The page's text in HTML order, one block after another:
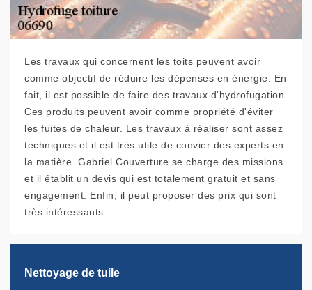
Les travaux qui concernent les toits peuvent avoir
comme objectif de réduire les dépenses en énergie. En
fait, il est possible de faire des travaux d'hydrofugation.
Ces produits peuvent avoir comme propriété d'éviter
les fuites de chaleur. Les travaux à réaliser sont assez
techniques et il est très utile de convier des experts en
la matière. Gabriel Couverture se charge des missions
et il établit un devis qui est totalement gratuit et sans
engagement. Enfin, il peut proposer des prix qui sont
très intéressants.
Nettoyage de tuile